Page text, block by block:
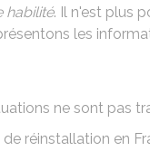
habilité. Il n'est plus
les
ne sont pas
de réinstallation en